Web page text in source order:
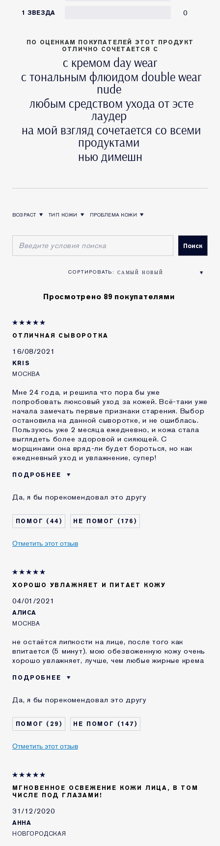
ФАКТЫ
• Новый стеклянный флакон, который пригоден для
• Протестировано дерматологами.
• Протестировано офтальмологами.
• Не вызывает появление акне и не забивает поры.
• Не содержит синтетических отдушек.
Для всех типов кожи.
1 ЗВЕЗДА 0
ПО ОЦЕНКАМ ПОКУПАТЕЛЕЙ ЭТОТ ПРОДУКТ
ОТЛИЧНО СОЧЕТАЕТСЯ С
с кремом day wear
с тональным флюидом double wear
nude
любым средством ухода от эсте
лаудер
на мой взгляд сочетается со всеми
продуктами
нью димешн
ВОЗРАСТ
ТИП КОЖИ
ПРОБЛЕМА КОЖИ
Просмотрено 89 покупателями
ОТЛИЧНАЯ СЫВОРОТКА
16/08/2021
KRIS
МОСКВА
Мне 24 года, и решила что пора бы уже
попробовать люксовый уход за кожей. Всё-таки уже
начала замечать первые признаки старения. Выбор
остановила на данной сыворотке, и не ошиблась.
Пользуюсь уже 2 месяца ежедневно, и кожа стала
выглядеть более здоровой и сияющей. С
морщинами она вряд-ли будет бороться, но как
ежедневный уход и увлажнение, супер!
ПОДРОБНЕЕ
Тип кожи
Нормальная / комбинированная
Проблема кожи
Выравнивание тона
КАК ДАВНО ВЫ
КОМЕТИКОЙ ESTEE
1-2 года
миниатюру этого
продукта
Да, я бы порекомендовал это другу
44 176
Отметить этот отзыв
ХОРОШО УВЛАЖНЯЕТ И ПИТАЕТ КОЖУ
04/01/2021
АЛИСА
МОСКВА
не остаётся липкости на лице, после того как
впитается (5 минут). мою обезвоженную кожу очень
хорошо увлажняет, лучше, чем любые жирные крема
ПОДРОБНЕЕ
Тип кожи
Проблема кожи
Выравнивание тона
КАК ДАВНО ВЫ
КОМЕТИКОЙ ESTEE
2-5 лет
миниатюру этого
продукта
Да, я бы порекомендовал это другу
29 147
Отметить этот отзыв
МГНОВЕННОЕ ОСВЕЖЕНИЕ КОЖИ ЛИЦА, В ТОМ
ЧИСЛЕ ПОД ГЛАЗАМИ!
31/12/2020
АННА
НОВГОРОДСКАЯ